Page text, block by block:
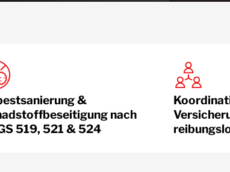
&
nach
519, 521 & 524